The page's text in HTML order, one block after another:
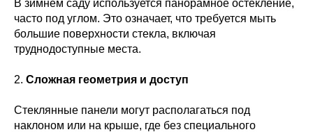
В зимнем саду используется панорамное остекление,
часто под углом. Это означает, что требуется мыть
большие поверхности стекла, включая
труднодоступные места.
2. Сложная геометрия и доступ
Стеклянные панели могут располагаться под
наклоном или на крыше, где без специального